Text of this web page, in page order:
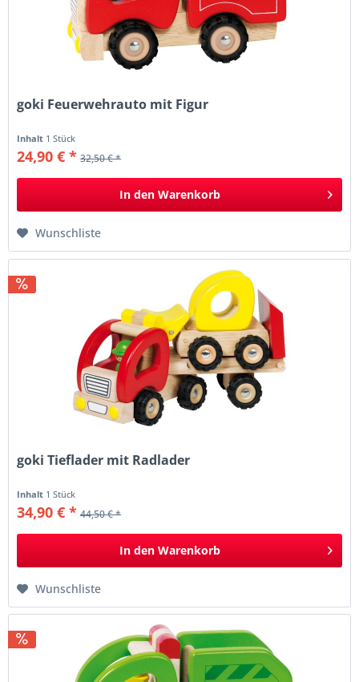
goki Feuerwehrauto mit Figur
Inhalt 1 Stück
24,90 € * 32,50 € *
In den Warenkorb
Wunschliste
goki Tieflader mit Radlader
Inhalt 1 Stück
34,90 € * 44,50 € *
In den Warenkorb
Wunschliste